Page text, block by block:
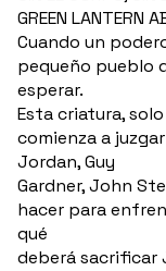
GREEN LANTERN
Cuando un
pequeño pueblo
esperar.
Esta criatura,
comienza a
Jordan, Guy
Gardner, John
hacer para
qué
deberá sacrificar